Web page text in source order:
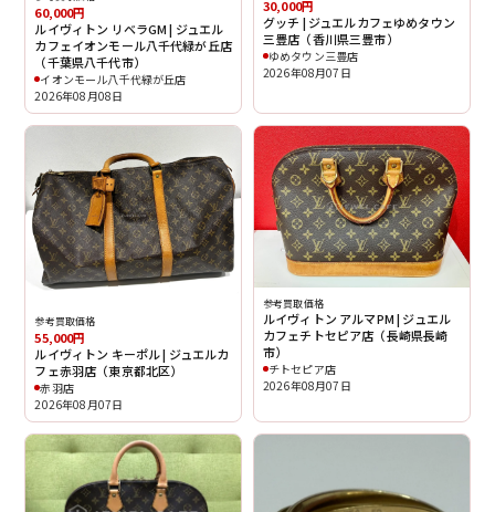
60,000円
ルイヴィトン リベラGM | ジュエル
カフェイオンモール八千代緑が丘店
（千葉県八千代市）
イオンモール八千代緑が丘店
2026年08月08日
30,000円
グッチ | ジュエルカフェゆめタウン
三豊店（香川県三豊市）
ゆめタウン三豊店
2026年08月07日
参考買取価格
55,000円
ルイヴィトン キーポル | ジュエルカ
フェ赤羽店（東京都北区）
赤羽店
2026年08月07日
参考買取価格
ルイヴィトン アルマPM | ジュエル
カフェチトセピア店（長崎県長崎
市）
チトセピア店
2026年08月07日